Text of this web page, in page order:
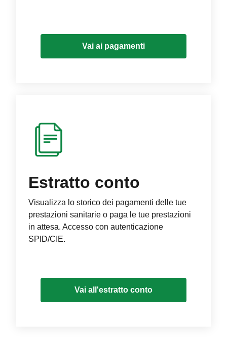
Vai ai pagamenti
Estratto conto
Visualizza lo storico dei pagamenti delle tue
prestazioni sanitarie o paga le tue prestazioni
in attesa. Accesso con autenticazione
SPID/CIE.
Vai all'estratto conto